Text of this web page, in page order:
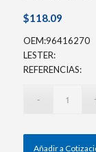
$118.09
OEM:96416270
LESTER:
REFERENCIAS:
Añadir a